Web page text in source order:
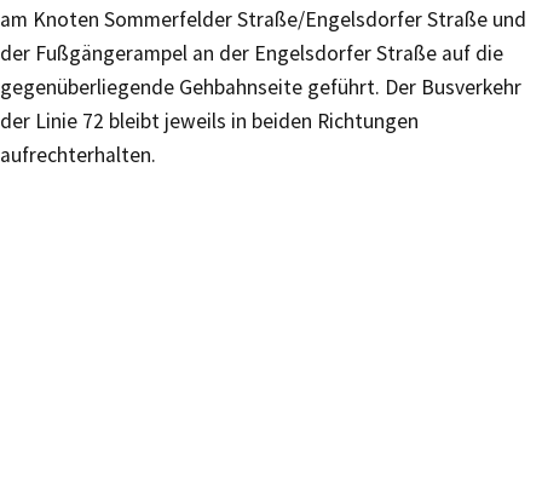
am Knoten Sommerfelder Straße/Engelsdorfer Straße und
der Fußgängerampel an der Engelsdorfer Straße auf die
gegenüberliegende Gehbahnseite geführt. Der Busverkehr
der Linie 72 bleibt jeweils in beiden Richtungen
aufrechterhalten.